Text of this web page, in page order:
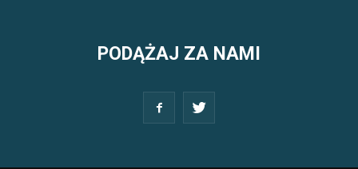
PODĄŻAJ ZA NAMI